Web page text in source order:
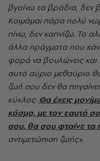
βγαίνω τα βράδια, δεν
Κοιμάμαι πάρα πολύ
πίνω, δεν καπνίζω. Το
άλλα πράγματα που
φορά να βουλώνεις και
αυτό αύριο μεθαύριο
ζωή σου δεν θα
κύκλος. Θα έχεις
κόσμο, με τον εαυτό
σου, θα σου φταίνε τα
αντιμετώπιση ζωής».